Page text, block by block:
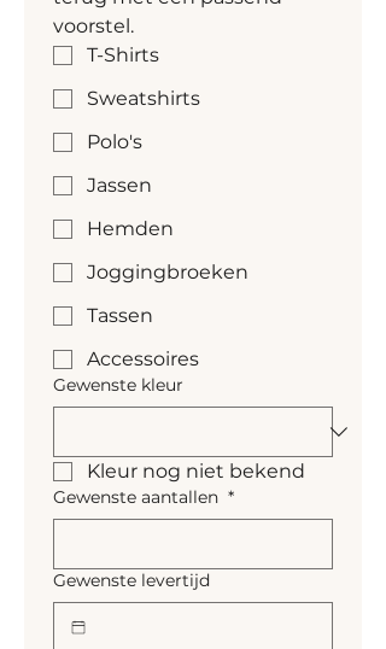
uniek, lichte kleurvariaties
zijn mogelijk
voorstel.
T-Shirts
Sweatshirts
Polo's
Jassen
Hemden
Joggingbroeken
Tassen
Accessoires
Gewenste kleur
Kleur nog niet bekend
Gewenste aantallen *
Gewenste levertijd